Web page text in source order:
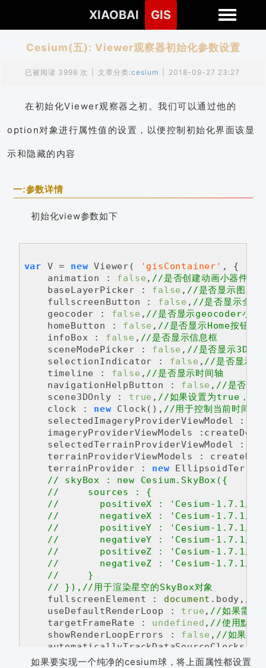
XIAOBAI GIS
Cesium(五): Viewer观察器初始化参数设置
已被阅读 3998 次 文章分类:cesium 2018-09-27 23:27
在初始化Viewer观察器之初。我们可以通过他的
option对象进行属性值的设置，以便控制初始化界面该显
示和隐藏的内容
一:参数详情
初始化view参数如下
var V = new Viewer( 'gisContainer' , {
animation
: false , //是否创建动画小器件
    baseLayerPicker :
false , //是否显示图
    fullscreenButton :
false , //是否显示
    geocoder :
false , //是否显示geocoder小
    homeButton :
false , //是否显示Home按
    infoBox :
false , //是否显示信息框
    sceneModePicker :
false , //是否显示
    selectionIndicator :
false , //是否显示
    timeline :
false , //是否显示时间轴
    navigationHelpButton :
false , //是否显
    scene3DOnly :
true , //如果设置为true，则
    clock :
new Clock(), //用于控制当前时
    selectedImageryProviderViewModel :
imageryProviderViewModels
    selectedTerrainProviderViewModel :
terrainProviderViewModels :
    terrainProvider :
new
// skyBox : new Cesium.SkyBox({
//     sources : {
//       positiveX : 'Cesium-1.7.1/
//       negativeX : 'Cesium-1.7.1/
//       positiveY : 'Cesium-1.7.1/
//       negativeY : 'Cesium-1.7.1/
//       positiveZ : 'Cesium-1.7.1/
//       negativeZ : 'Cesium-1.7.1/
//     }
// }),//用于渲染星空的SkyBox对象
    fullscreenElement :
document .body,
    useDefaultRenderLoop :
true , //如果需
    targetFrameRate :
undefined , //使用默
    showRenderLoopErrors :
false , //如果设
    automaticallyTrackDataSourceClocks :
    contextOptions :
undefined, //传递给
如果要实现一个纯净的cesium球，将上面属性都设置